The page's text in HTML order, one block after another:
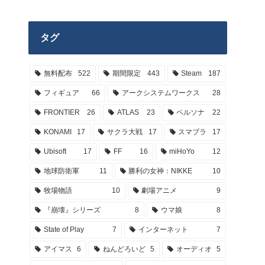
タグ
無料配布 522 期間限定 443 Steam 187
フィギュア 66 アークシステムワークス 28
FRONTIER 26 ATLAS 23 ペルソナ 22
KONAMI 17 サクラ大戦 17 スマブラ 17
Ubisoft 17 FF 16 miHoYo 12
地球防衛軍 11 勝利の女神：NIKKE 10
牧場物語 10 劇場アニメ 9
『崩壊』シリーズ 8 ウマ娘 8
State of Play 7 インターネット 7
アイマス 6 ねんどろいど 5 オーディオ 5